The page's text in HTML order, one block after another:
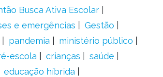
Busca Ativa Escolar
e emergências
Gestão
pandemia
ministério público
escola crianças
saúde
educação híbrida